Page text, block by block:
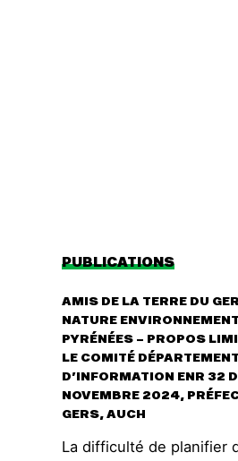
guides éco-
citoyens
Actualités
PUBLICATIONS
AMIS DE LA TERRE DU
NATURE
PYRÉNÉES – PROPOS
LE COMITÉ
D’INFORMATION ENR 32
NOVEMBRE 2024,
GERS, AUCH
La difficulté de planifier